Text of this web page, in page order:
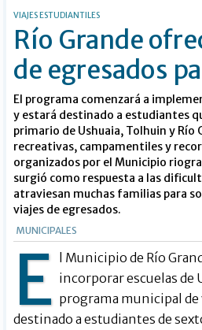
VIAJES ESTUDIANTILES
Río Grande
de egresados
El programa comenzará a
y estará destinado a estudiantes
primario de Ushuaia, Tolhuin y Río
recreativas, campamentiles y
organizados por el Municipio
surgió como respuesta a las
atraviesan muchas familias para
viajes de egresados.
MUNICIPALES
E l Municipio de Río
incorporar escuelas de
programa municipal de
destinado a estudiantes de